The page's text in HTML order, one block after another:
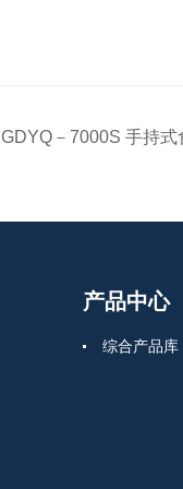
GDYQ－7000S 手持
产品中心
综合产品库